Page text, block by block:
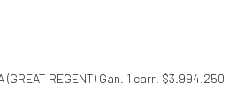
(GREAT REGENT) Gan. 1 carr. $3.994.250